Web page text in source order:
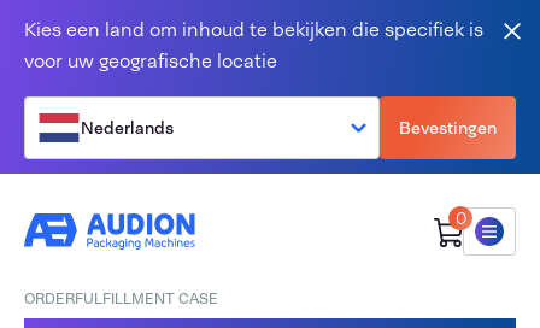
Kies een land om inhoud te bekijken die specifiek is
voor uw geografische locatie
Nederlands Bevestingen
0
Menu
ORDERFULFILLMENT CASE